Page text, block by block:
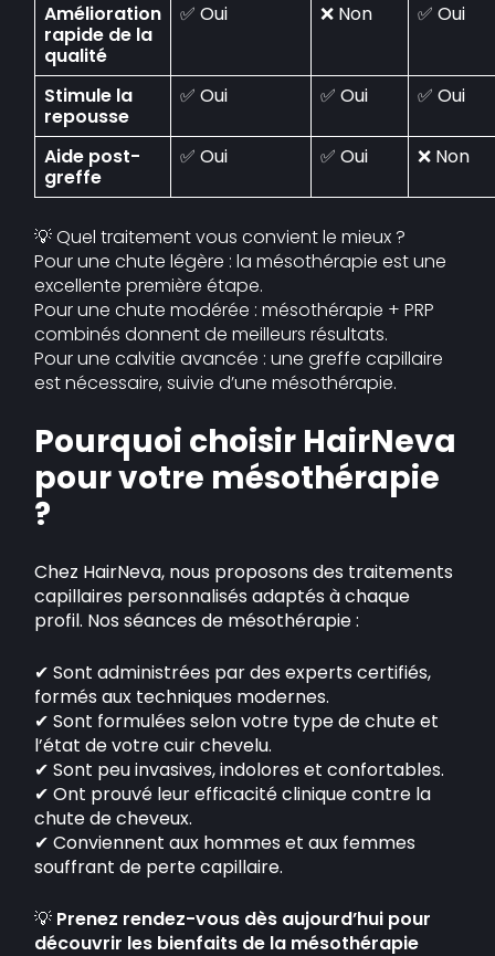
Amélioration
rapide de la
qualité
✅ Oui ❌ Non ✅ Oui
Stimule la
repousse
✅ Oui ✅ Oui ✅ Oui
Aide post-
greffe
✅ Oui ✅ Oui ❌ Non
💡 Quel traitement vous convient le mieux ?
Pour une chute légère : la mésothérapie est une
excellente première étape.
Pour une chute modérée : mésothérapie + PRP
combinés donnent de meilleurs résultats.
Pour une calvitie avancée : une greffe capillaire
est nécessaire, suivie d’une mésothérapie.
Pourquoi choisir HairNeva
pour votre mésothérapie
?
Chez HairNeva, nous proposons des traitements
capillaires personnalisés adaptés à chaque
profil. Nos séances de mésothérapie :
✔ Sont administrées par des experts certifiés,
formés aux techniques modernes.
✔ Sont formulées selon votre type de chute et
l’état de votre cuir chevelu.
✔ Sont peu invasives, indolores et confortables.
✔ Ont prouvé leur efficacité clinique contre la
chute de cheveux.
✔ Conviennent aux hommes et aux femmes
souffrant de perte capillaire.
💡 Prenez rendez-vous dès aujourd’hui pour
découvrir les bienfaits de la mésothérapie